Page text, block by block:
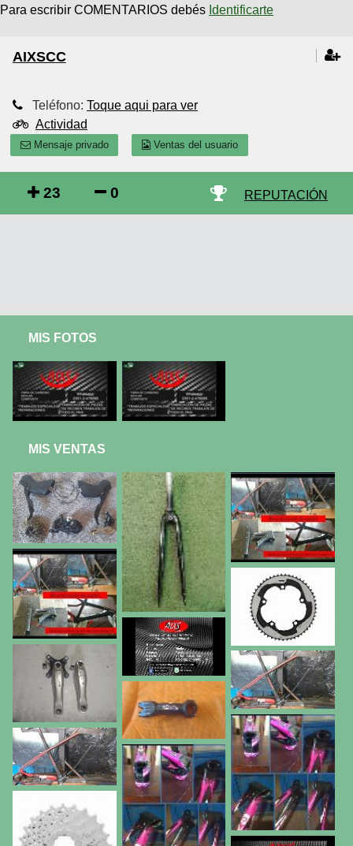
Para escribir COMENTARIOS debés Identificarte
AIXSCC
Teléfono: Toque aqui para ver
Actividad
Mensaje privado Ventas del usuario
23 0 REPUTACIÓN
MIS FOTOS
MIS VENTAS